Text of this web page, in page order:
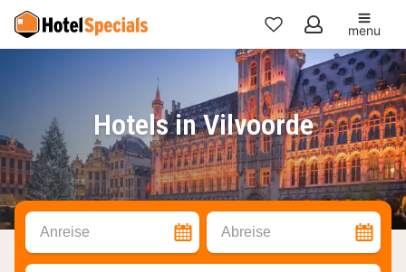
Meine
Favoriten
menu
Hotels in Vilvoorde
Anreise Abreise